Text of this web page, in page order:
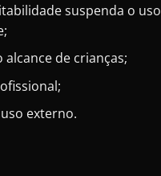
suspenda o uso
de crianças;
externo.